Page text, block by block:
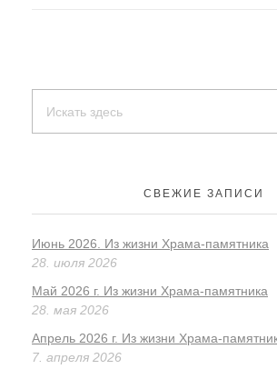
СВЕЖИЕ ЗАПИСИ
Июнь 2026. Из жизни Храма-памятника
28. июля 2026
Май 2026 г. Из жизни Храма-памятника
28. мая 2026
Апрель 2026 г. Из жизни Храма-
7. апреля 2026